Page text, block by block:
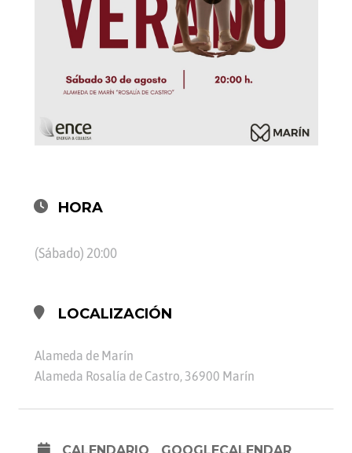
HORA
(Sábado) 20:00
LOCALIZACIÓN
Alameda de Marín
Alameda Rosalía de Castro, 36900 Marín